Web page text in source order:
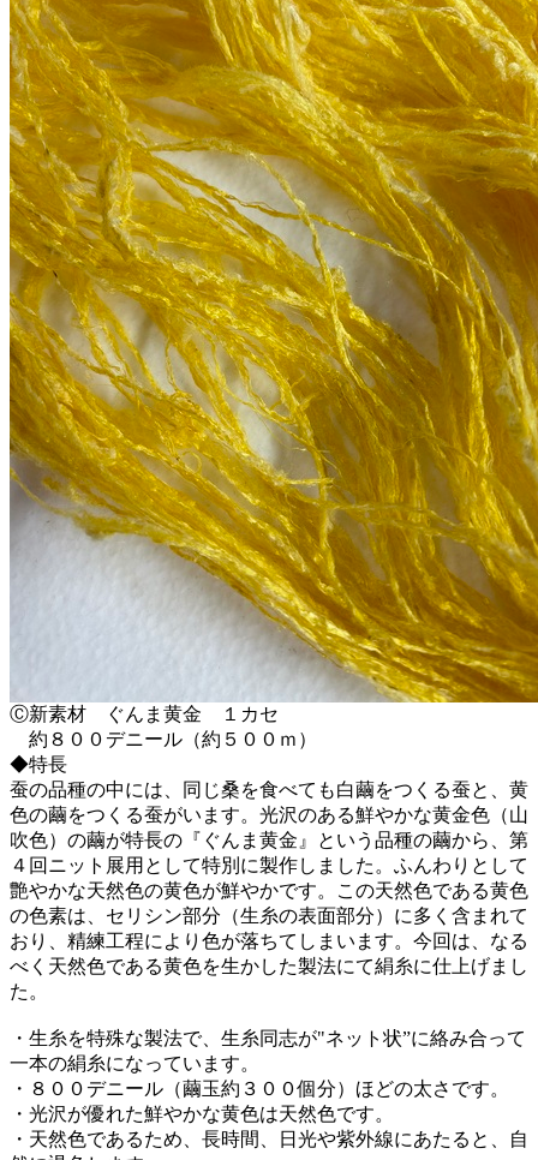
Ⓒ新素材 ぐんま黄金 １カセ
約８００デニール（約５００ｍ）
◆特長
蚕の品種の中には、同じ桑を食べても白繭をつくる蚕と、黄
色の繭をつくる蚕がいます。光沢のある鮮やかな黄金色（山
吹色）の繭が特長の『ぐんま黄金』という品種の繭から、第
４回ニット展用として特別に製作しました。ふんわりとして
艶やかな天然色の黄色が鮮やかです。この天然色である黄色
の色素は、セリシン部分（生糸の表面部分）に多く含まれて
おり、精練工程により色が落ちてしまいます。今回は、なる
べく天然色である黄色を生かした製法にて絹糸に仕上げまし
た。
・生糸を特殊な製法で、生糸同志が"ネット状”に絡み合って
一本の絹糸になっています。
・８００デニール（繭玉約３００個分）ほどの太さです。
・光沢が優れた鮮やかな黄色は天然色です。
・天然色であるため、長時間、日光や紫外線にあたると、自